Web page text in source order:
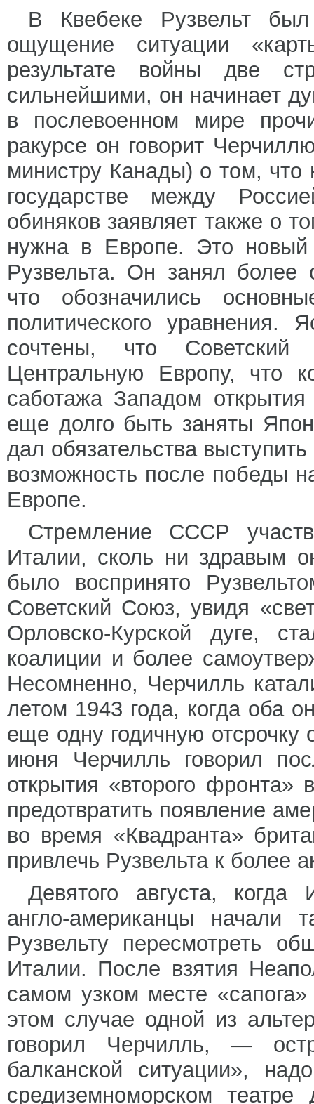
В Квебеке Рузвельт был
ощущение ситуации
результате войны
сильнейшими, он начинает
в послевоенном мире
ракурсе он говорит
министру Канады) о том,
государстве между
обиняков заявляет также о
нужна в Европе. Это новый
Рузвельта. Он занял более
что обозначились
политического
сочтены, что
Центральную Европу, что
саботажа Западом
еще долго быть заняты
дал обязательства
возможность после победы
Европе.
Стремление СССР
Италии, сколь ни здравым
было воспринято
Советский Союз, увидя
Орловско-Курской дуге,
коалиции и более
Несомненно, Черчилль
летом 1943 года, когда оба
еще одну годичную отсрочку
июня Черчилль говорил
открытия «второго
предотвратить появление
во время «Квадранта»
привлечь Рузвельта к более
Девятого августа,
англо-американцы начали
Рузвельту пересмотреть
Италии. После взятия
самом узком месте
этом случае одной из
говорил Черчилль, —
балканской ситуации»,
средиземноморском